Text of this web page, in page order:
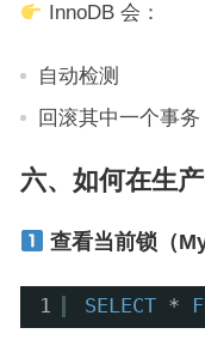
InnoDB 会：
自动检测
回滚其中一个事务
六、如何在生
查看当前锁（
1 SELECT *